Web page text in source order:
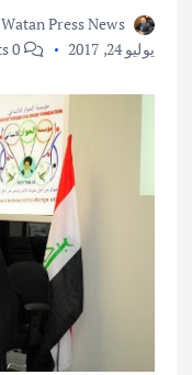
Watan Press News
يوليو 24, 2017